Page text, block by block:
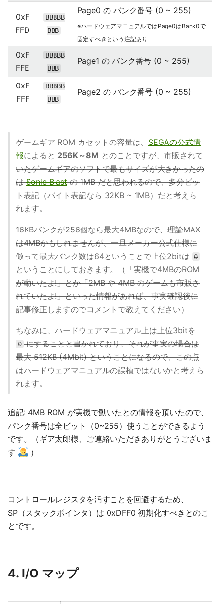
0xF
FFD
BBBBB
BBB
Page0 の バンク番号 (0 ~ 255)
※ハードウェアマニュアルではPage0はBank0で
固定すべきという注記あり
0xF
FFE
BBBBB
BBB
Page1 の バンク番号 (0 ~ 255)
0xF
FFF
BBBBB
BBB
Page2 の バンク番号 (0 ~ 255)
ゲームギア ROM カセットの容量は、SEGAの公式情
報によると256K～8Mとのことですが、市販されて
いたゲームギアのソフトで最もサイズが大きかったの
はSonic Blastの 1MB だと思われるので、多分ビッ
ト表記（バイト表記なら 32KB ~ 1MB）だと考えら
れます。
16KBバンクが256個なら最大4MBなので、理論MAX
は4MBかもしれませんが、一旦メーカー公式仕様に
倣って最大バンク数は64ということで上位2bitは 0
ということにしておきます。（「実機で4MBのROM
が動いたよ!」とか「2MB や 4MB のゲームも市販さ
れていたよ!」といった情報があれば、事実確認後に
記事修正しますのでコメントで教えてください）
ちなみに、ハードウェアマニュアル上は上位3bitを
0 にすることと書かれており、それが事実の場合は
最大 512KB (4Mbit) ということになるので、この点
はハードウェアマニュアルの誤植ではないかと考えら
れます。
追記: 4MB ROM が実機で動いたとの情報を頂いたので、
パンク番号は全ビット（0~255）使うことができるよう
です。（ギア太郎様、ご連絡いただきありがとうございま
す
）
コントロールレジスタを汚すことを回避するため、
SP（スタックポインタ）は 0xDFF0 初期化すべきとのこ
とです。
4. I/O マップ